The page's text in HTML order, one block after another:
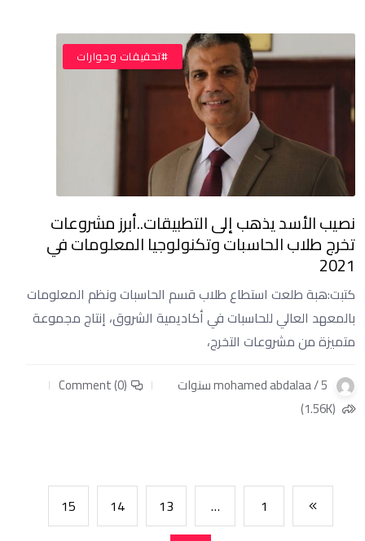
#تحقيقات وحوارات
نصيب الأسد يذهب إلى التطبيقات..أبرز مشروعات
تخرج طلاب الحاسبات وتكنولوجيا المعلومات في
2021
كتبت:هبة طلعت استطاع طلاب قسم الحاسبات ونظم المعلومات
بالمعهد العالي للحاسبات في أكاديمية الشروق، إنتاج مجموعة
متميزة من مشروعات التخرج،
mohamed abdalaa / 5 سنوات
Comment (0)
(1.56K)
1
…
13
14
15